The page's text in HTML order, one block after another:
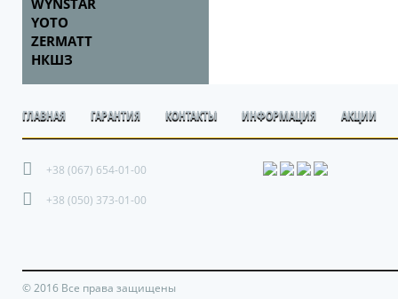
WYNSTAR
YOTO
ZERMATT
НКШЗ
ГЛАВНАЯ ГАРАНТИЯ КОНТАКТЫ ИНФОРМАЦИЯ АКЦИИ
+38 (067) 654-01-00
+38 (050) 373-01-00
© 2016 Все права защищены